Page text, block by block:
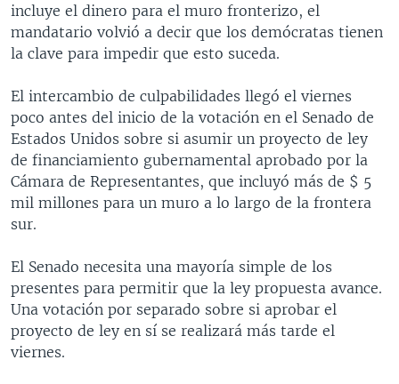
incluye el dinero para el muro fronterizo, el
mandatario volvió a decir que los demócratas tienen
la clave para impedir que esto suceda.
El intercambio de culpabilidades llegó el viernes
poco antes del inicio de la votación en el Senado de
Estados Unidos sobre si asumir un proyecto de ley
de financiamiento gubernamental aprobado por la
Cámara de Representantes, que incluyó más de $ 5
mil millones para un muro a lo largo de la frontera
sur.
El Senado necesita una mayoría simple de los
presentes para permitir que la ley propuesta avance.
Una votación por separado sobre si aprobar el
proyecto de ley en sí se realizará más tarde el
viernes.